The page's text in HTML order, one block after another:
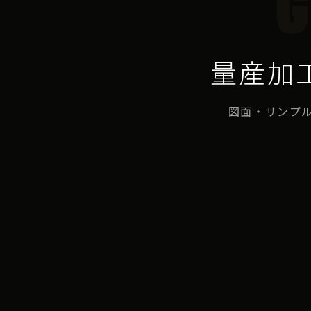
量産加
図面・サンプ